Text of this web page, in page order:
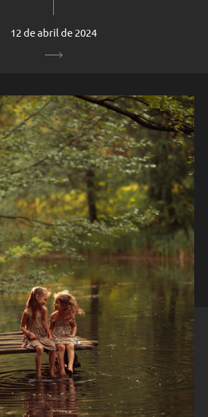
12 de abril de 2024